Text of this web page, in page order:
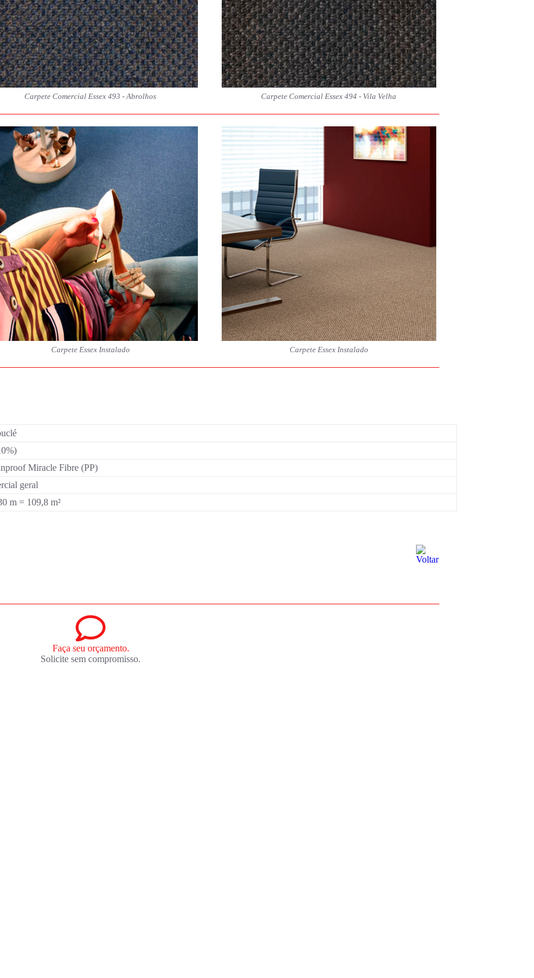
Carpete Comercial Essex 493 - Abrolhos Carpete Comercial Essex 494 - Vila Velha
Carpete Essex Instalado Carpete Essex Instalado
Miracle Fibre (PP)
geral
m = 109,8 m²
Faça seu orçamento.
Solicite sem compromisso.